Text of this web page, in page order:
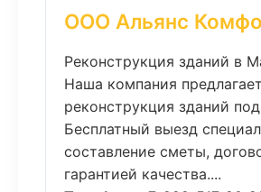
ООО Альянс
Реконструкция зданий в
Наша компания
реконструкция зданий
Бесплатный выезд
составление сметы,
гарантией качества....